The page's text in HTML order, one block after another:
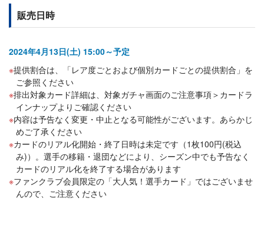
販売日時
2024年4月13日(土) 15:00～予定
提供割合は、「レア度ごとおよび個別カードごとの提供割合」を
ご参照ください
排出対象カード詳細は、対象ガチャ画面のご注意事項＞カードラ
インナップよりご確認ください
内容は予告なく変更・中止となる可能性がございます。あらかじ
めご了承ください
カードのリアル化開始・終了日時は未定です（1枚100円(税込
み)）。選手の移籍・退団などにより、シーズン中でも予告なく
カードのリアル化を終了する場合があります
ファンクラブ会員限定の「大人気！選手カード」ではございませ
んので、ご注意ください